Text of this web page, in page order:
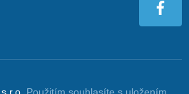
Použitím souhlasíte s uložením